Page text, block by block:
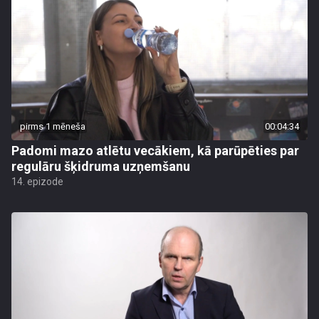
pirms 1 mēneša 00:04:34
Padomi mazo atlētu vecākiem, kā parūpēties par
regulāru šķidruma uzņemšanu
14. epizode